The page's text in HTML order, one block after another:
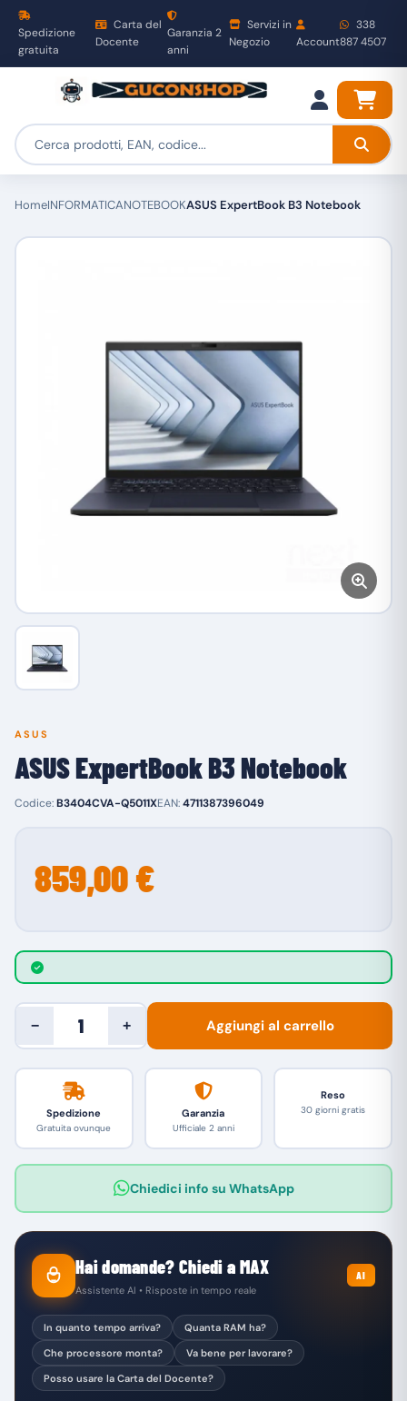
Spedizione
gratuita
Carta del
Docente
Garanzia 2
anni
Servizi in
Negozio
Account
338
887 4507
HomeINFORMATICANOTEBOOKASUS ExpertBook B3 Notebook
ASUS
ASUS ExpertBook B3 Notebook
Codice:B3404CVA-Q5011XEAN:4711387396049
859,00 €
− + Aggiungi al carrello
Spedizione
Gratuita ovunque
Garanzia
Ufficiale 2 anni
Reso
30 giorni gratis
Chiedici info su WhatsApp
Hai domande? Chiedi a MAX
Assistente AI • Risposte in tempo reale
AI
In quanto tempo arriva?
Quanta RAM ha?
Che processore monta?
Va bene per lavorare?
Posso usare la Carta del Docente?